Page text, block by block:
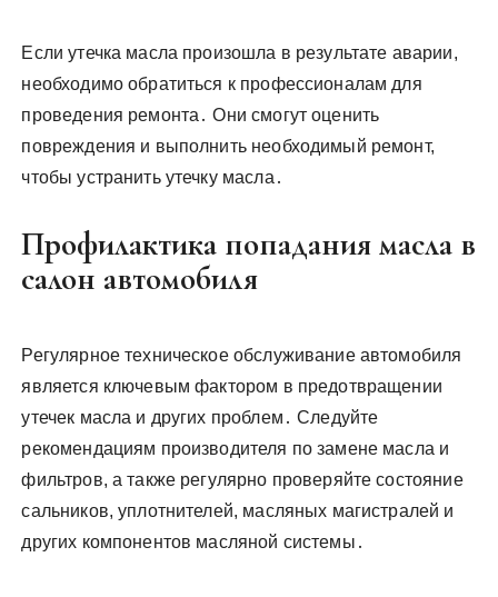
Если утечка масла произошла в результате аварии,
необходимо обратиться к профессионалам для
проведения ремонта․ Они смогут оценить
повреждения и выполнить необходимый ремонт,
чтобы устранить утечку масла․
Профилактика попадания масла в
салон автомобиля
Регулярное техническое обслуживание автомобиля
является ключевым фактором в предотвращении
утечек масла и других проблем․ Следуйте
рекомендациям производителя по замене масла и
фильтров, а также регулярно проверяйте состояние
сальников, уплотнителей, масляных магистралей и
других компонентов масляной системы․